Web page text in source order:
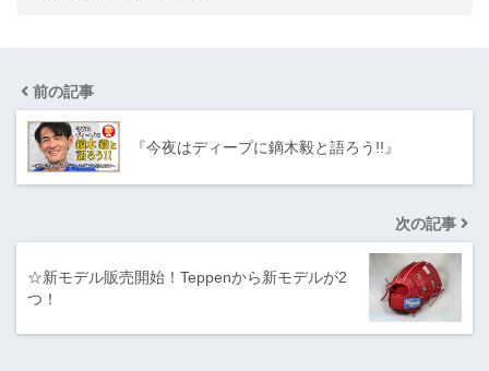
前の記事
『今夜はディープに鏑木毅と語ろう!!』
次の記事
☆新モデル販売開始！Teppenから新モデルが2
つ！